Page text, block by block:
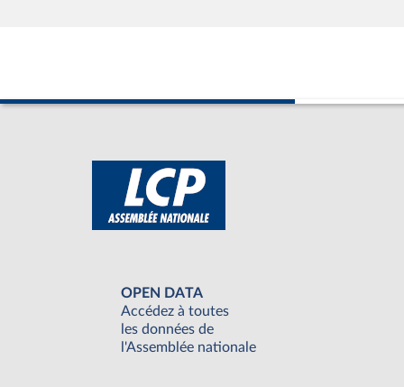
OPEN DATA
Accédez à toutes
les données de
l'Assemblée nationale